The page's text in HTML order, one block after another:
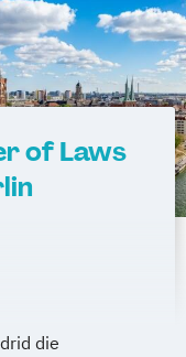
of Laws
die